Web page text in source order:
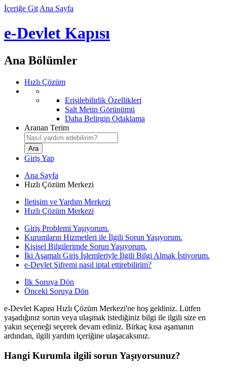
İçeriğe Git Ana Sayfa
e-Devlet Kapısı
Ana Bölümler
Hızlı Çözüm
Erişilebilirlik Özellikleri
Salt Metin Görünümü
Daha Belirgin Odaklama
Aranan Terim
Giriş Yap
Ana Sayfa
Hızlı Çözüm Merkezi
İletişim ve Yardım Merkezi
Hızlı Çözüm Merkezi
Giriş Problemi Yaşıyorum.
Kurumların Hizmetleri ile İlgili Sorun Yaşıyorum.
Kişisel Bilgilerimde Sorun Yaşıyorum.
İki Aşamalı Giriş İşlemleriyle İlgili Bilgi Almak İstiyorum.
e-Devlet Şifremi nasıl iptal ettirebilirim?
İlk Soruya Dön
Önceki Soruya Dön
e-Devlet Kapısı Hızlı Çözüm Merkezi'ne hoş geldiniz. Lütfen
yaşadığınız sorun veya ulaşmak istediğiniz bilgi ile ilgili size en
yakın seçeneği seçerek devam ediniz. Birkaç kısa aşamanın
ardından, ilgili yardım içeriğine ulaşacaksınız.
Hangi Kurumla ilgili sorun Yaşıyorsunuz?